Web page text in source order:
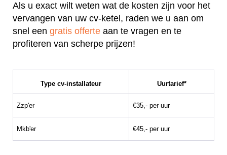
Als u exact wilt weten wat de kosten zijn voor het
vervangen van uw cv-ketel, raden we u aan om
snel een gratis offerte aan te vragen en te
profiteren van scherpe prijzen!
Type cv-installateur Uurtarief*
Zzp'er €35,- per uur
Mkb'er €45,- per uur